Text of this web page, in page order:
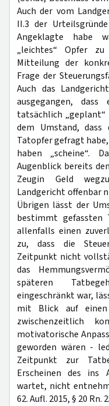
Auch der vom
II.3 der
Angeklagte habe
„leichtes“ Opfer
Mitteilung der
Frage der
Auch das
ausgegangen,
tatsächlich
dem Umstand,
Tatopfer gefragt
haben „scheine“.
Augenblick bereits
Zeugin Geld
Landgericht offenbar
Übrigen lässt der
bestimmt gefassten
allenfalls einen
zu, dass die
Zeitpunkt nicht
das
späteren
eingeschränkt war,
mit Blick auf
zwischenzeitlich
motivatorische
geworden wären -
Zeitpunkt zur
Erscheinen des ins
wartet, nicht
62. Aufl. 2015, § 20 Rn.